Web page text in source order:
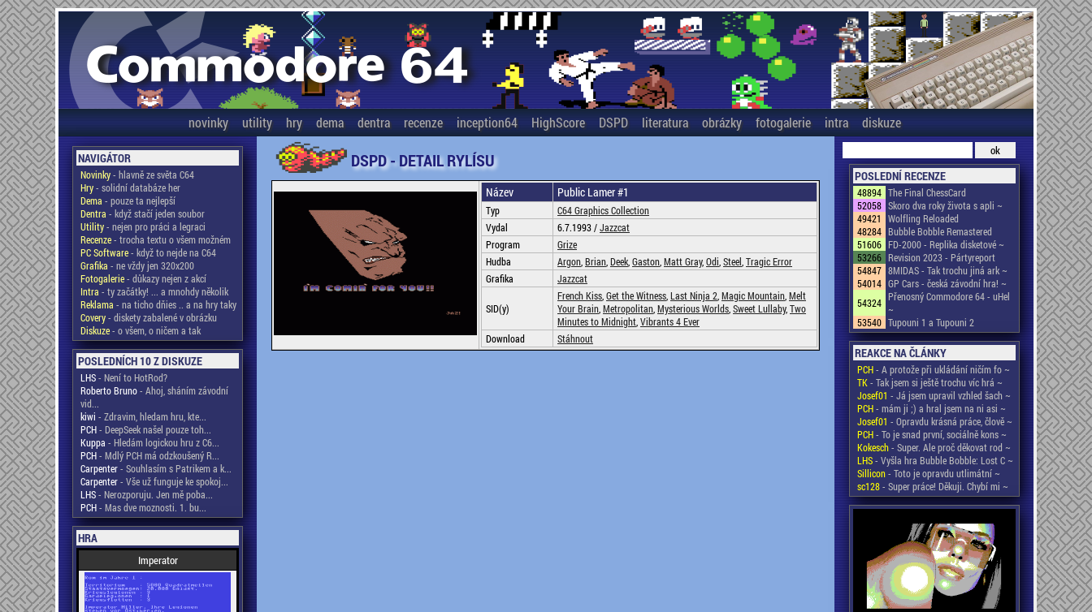
novinky utility hry dema dentra recenze inception64 HighScore DSPD literatura obrázky fotogalerie intra diskuze
NAVIGÁTOR
Novinky- hlavně ze světa C64
Hry- solidní databáze her
Dema - pouze ta nejlepší
Dentra - když stačí jeden soubor
Utility- nejen pro práci a legraci
Recenze- trocha textu o všem možném
PC Software- když to nejde na C64
Grafika - ne vždy jen 320x200
Fotogalerie- důkazy nejen z akcí
Intra - ty začátky! ... a mnohdy několik
Reklama - na ticho dňies .. a na hry taky
Covery- diskety zabalené v obrázku
Diskuze- o všem, o ničem a tak
POSLEDNÍCH 10 Z DISKUZE
LHS- Není to HotRod?
Roberto Bruno- Ahoj, sháním závodní
vid...
kiwi - Zdravim, hledam hru, kte...
PCH- DeepSeek našel pouze toh...
Kuppa - Hledám logickou hru z C6...
PCH- Mdlý PCH má odzkoušený R...
Carpenter- Souhlasím s Patrikem a k...
Carpenter- Vše už funguje ke spokoj...
LHS- Nerozporuju. Jen mě poba...
PCH- Mas dve moznosti. 1. bu...
HRA
Imperator
DSPD - DETAIL RYLÍSU
Název Public Lamer #1
Typ
C64 Graphics Collection
Vydal
6.7.1993 /Jazzcat
Program
Grize
Hudba
Argon Brian Deek Gaston Matt Gray, Odi Steel Tragic Error
Grafika
Jazzcat
SID(y)
French Kiss Get the Witness Last Ninja 2 Magic Mountain Melt
Your Brain Metropolitan Mysterious Worlds Sweet Lullaby, Two
Minutes to Midnight Vibrants 4 Ever
Download
Stáhnout
POSLEDNÍ RECENZE
48894 The Final ChessCard
52058 Skoro dva roky života s apli ~
49421
Wolfling Reloaded
48284 Bubble Bobble Remastered
51606 FD-2000 - Replika disketové ~
53266 Revision 2023 - Pártyreport
54847 8MIDAS - Tak trochu jiná ark ~
54014 GP Cars - česká závodní hra! ~
54324 Přenosný Commodore 64 - uHel
~
53540 Tupouni 1 a Tupouni 2
REAKCE NA ČLÁNKY
PCH- A protože při ukládání ničím fo ~
TK- Tak jsem si ještě trochu víc hrá ~
Josef01 - Já jsem upravil vzhled šach ~
PCH- mám ji ;) a hral jsem na ni asi ~
Josef01 - Opravdu krásná práce, člově ~
PCH- To je snad první, sociálně kons ~
Kokesch- Super. Ale proč děkovat rod ~
LHS- Vyšla hra Bubble Bobble: Lost C ~
Sillicon- Toto je opravdu utlimátní ~
sc128- Super práce! Děkuji. Chybí mi ~